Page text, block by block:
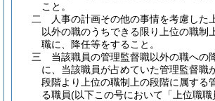
こと。
二
人事の計画その他の事情を考慮した
以外の職のうちできる限り上位の職制
職に、降任等をすること。
三
当該職員の管理監督職以外の職への
に、当該職員が占めていた管理監督職
段階より上位の職制上の段階に属する
る職員(以下この号において「上位職職